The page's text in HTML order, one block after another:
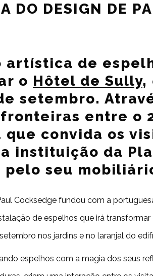
DO DESIGN DE
artística de
o Hôtel de Sully,
setembro.
entre o
que convida os
instituição da
pelo seu
Cocksedge fundou com a
de espelhos que irá
nos jardins e no laranjal do
espelhos com a magia dos seus